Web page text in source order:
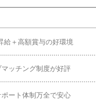
＋高額賞与の好環境
ッチング制度が好評
ート体制万全で安心